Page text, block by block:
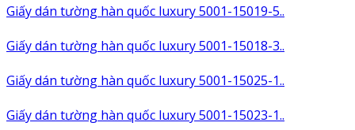
Giấy dán tường hàn quốc luxury 5001-15019-5..
Giấy dán tường hàn quốc luxury 5001-15018-3..
Giấy dán tường hàn quốc luxury 5001-15025-1..
Giấy dán tường hàn quốc luxury 5001-15023-1..